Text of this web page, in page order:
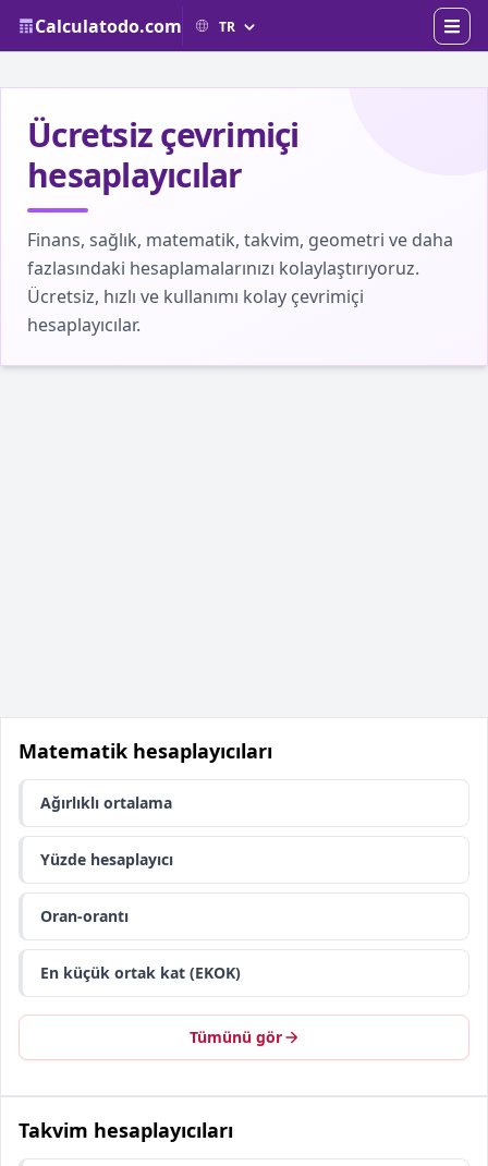
Calculatodo.com
Ücretsiz çevrimiçi
hesaplayıcılar
Finans, sağlık, matematik, takvim, geometri ve daha
fazlasındaki hesaplamalarınızı kolaylaştırıyoruz.
Ücretsiz, hızlı ve kullanımı kolay çevrimiçi
hesaplayıcılar.
Matematik hesaplayıcıları
Ağırlıklı ortalama
Yüzde hesaplayıcı
Oran-orantı
En küçük ortak kat (EKOK)
Tümünü gör
Takvim hesaplayıcıları